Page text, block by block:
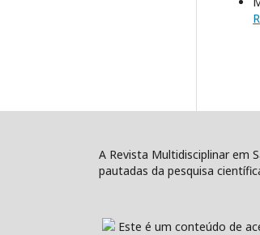
A Revista Multidisciplinar em
pautadas da pesquisa
Este é um conteúdo de